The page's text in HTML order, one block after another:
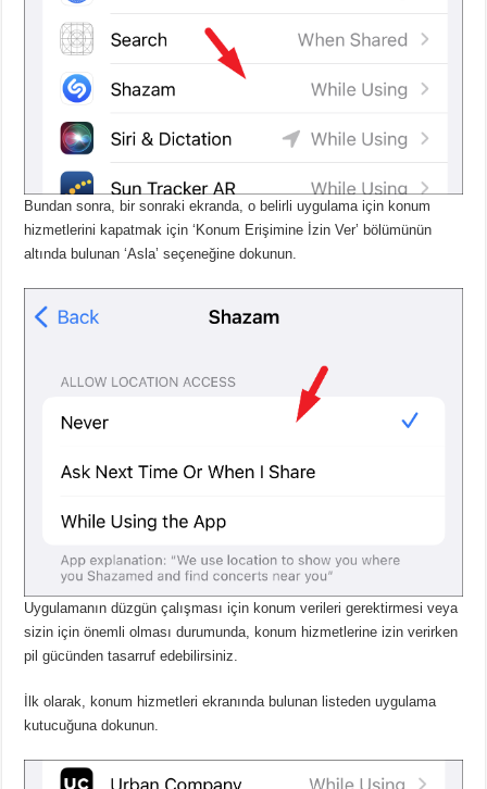
Bundan sonra, bir sonraki ekranda, o belirli uygulama için konum
hizmetlerini kapatmak için ‘Konum Erişimine İzin Ver’ bölümünün
altında bulunan ‘Asla’ seçeneğine dokunun.
Uygulamanın düzgün çalışması için konum verileri gerektirmesi veya
sizin için önemli olması durumunda, konum hizmetlerine izin verirken
pil gücünden tasarruf edebilirsiniz.
İlk olarak, konum hizmetleri ekranında bulunan listeden uygulama
kutucuğuna dokunun.